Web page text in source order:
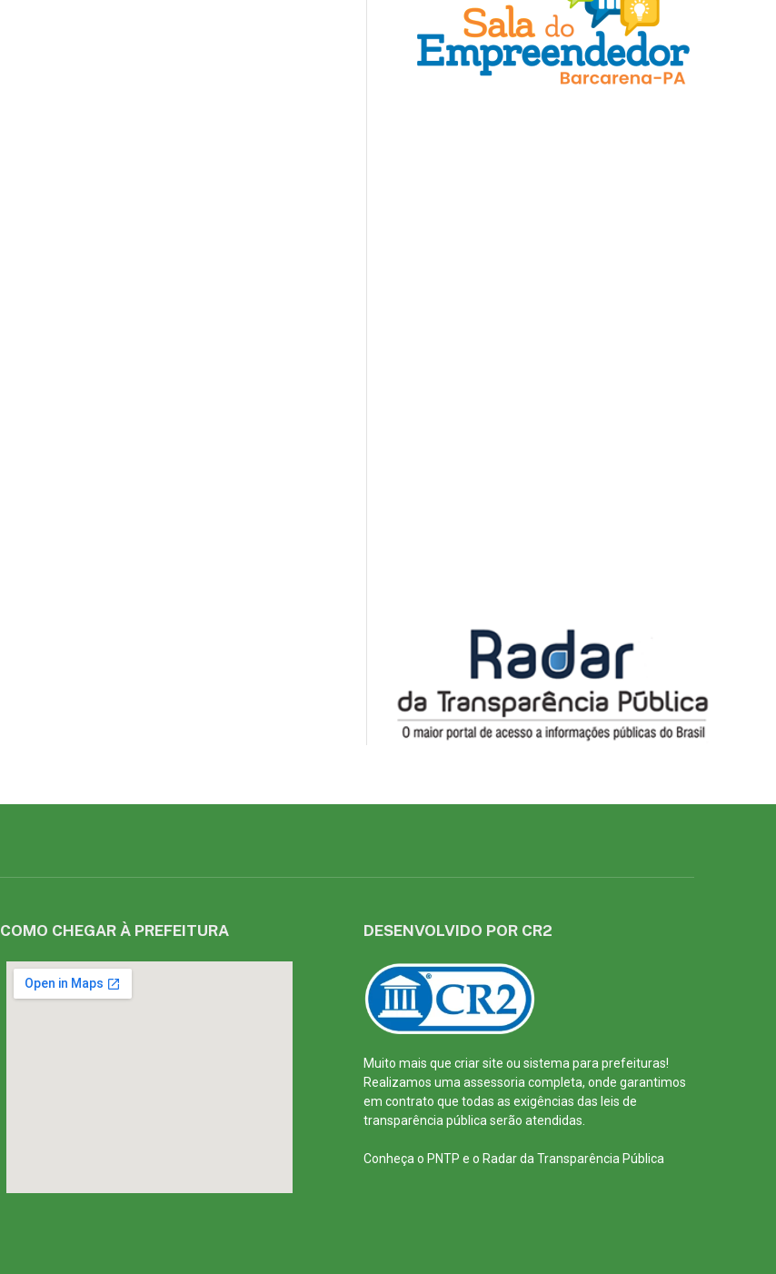
COMO CHEGAR À PREFEITURA DESENVOLVIDO POR CR2
Muito mais que criar site ou sistema para prefeituras!
Realizamos uma assessoria completa, onde garantimos
em contrato que todas as exigências das leis de
transparência pública serão atendidas.
Conheça o PNTP e o Radar da Transparência Pública